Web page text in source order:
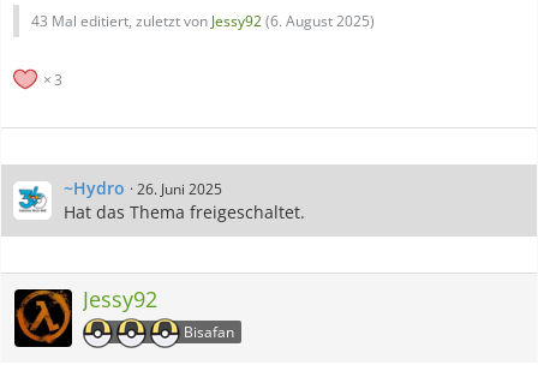
43 Mal editiert, zuletzt von Jessy92(6. August 2025)
3
~Hydro 26. Juni 2025
Hat das Thema freigeschaltet.
Jessy92
Bisafan